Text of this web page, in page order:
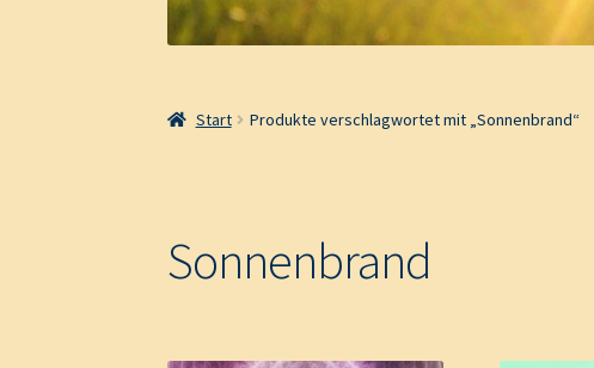
Start Produkte verschlagwortet mit „Sonnenbrand“
Sonnenbrand